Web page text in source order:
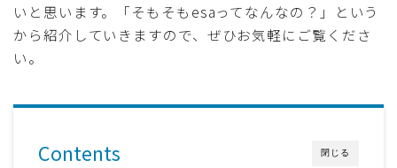
いと思います。「そもそもesaってなんなの？」という
から紹介していきますので、ぜひお気軽にご覧くださ
い。
閉じる
Contents